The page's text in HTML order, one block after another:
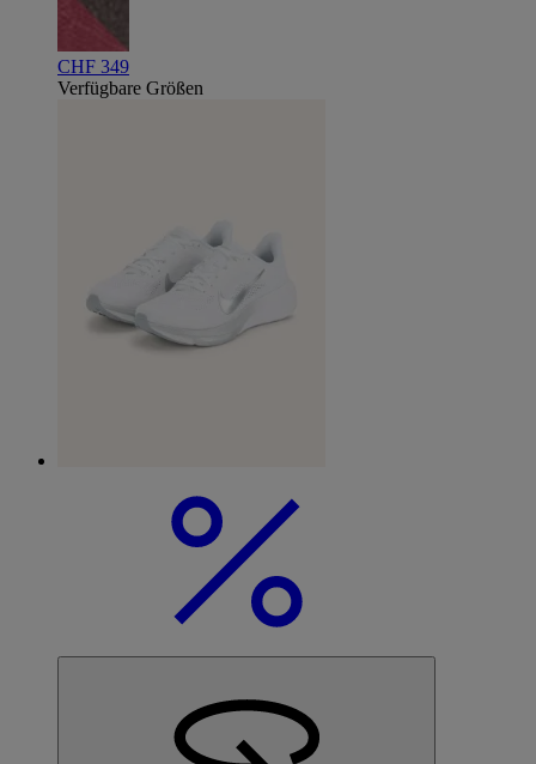
CHF 349
Verfügbare Größen